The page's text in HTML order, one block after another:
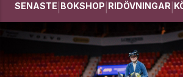
SENASTE BOKSHOP RIDÖVNINGAR